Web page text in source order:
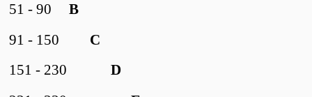
B
51 - 90
C
91 - 150
D
151 - 230